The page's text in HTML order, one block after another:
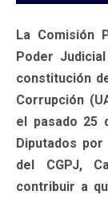
La Comisión
Poder
constitución
Corrupción
el pasado 25
Diputados
del CGPJ,
contribuir a